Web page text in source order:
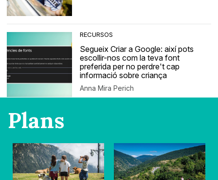
RECURSOS
Segueix Criar a Google: així pots
escollir-nos com la teva font
preferida per no perdre't cap
informació sobre criança
Anna Mira Perich
Plans